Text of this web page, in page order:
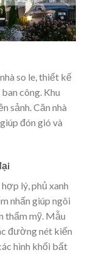
so le, thiết kế
công. Khu
sảnh. Căn nhà
đón gió và
lý, phủ xanh
nhấn giúp ngôi
thẩm mỹ. Mẫu
đường nét kiến
hình khối bất